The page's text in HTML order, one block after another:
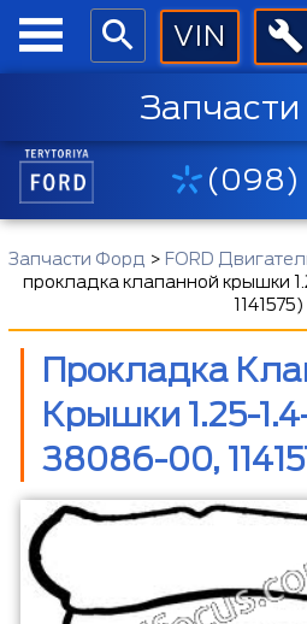
Запчасти
(098)
Запчасти Форд > FORD
прокладка клапанной крышки
1141575)
Прокладка
Крышки 1.25-
38086-00,